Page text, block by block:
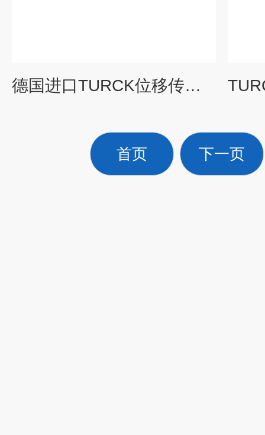
德国进口TURCK位移传感器BI15-CP40-AN6X2
首页 下一页